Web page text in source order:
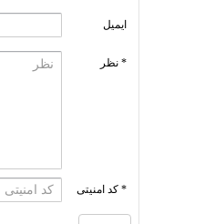
ایمیل
* نظر
* کد امنیتی